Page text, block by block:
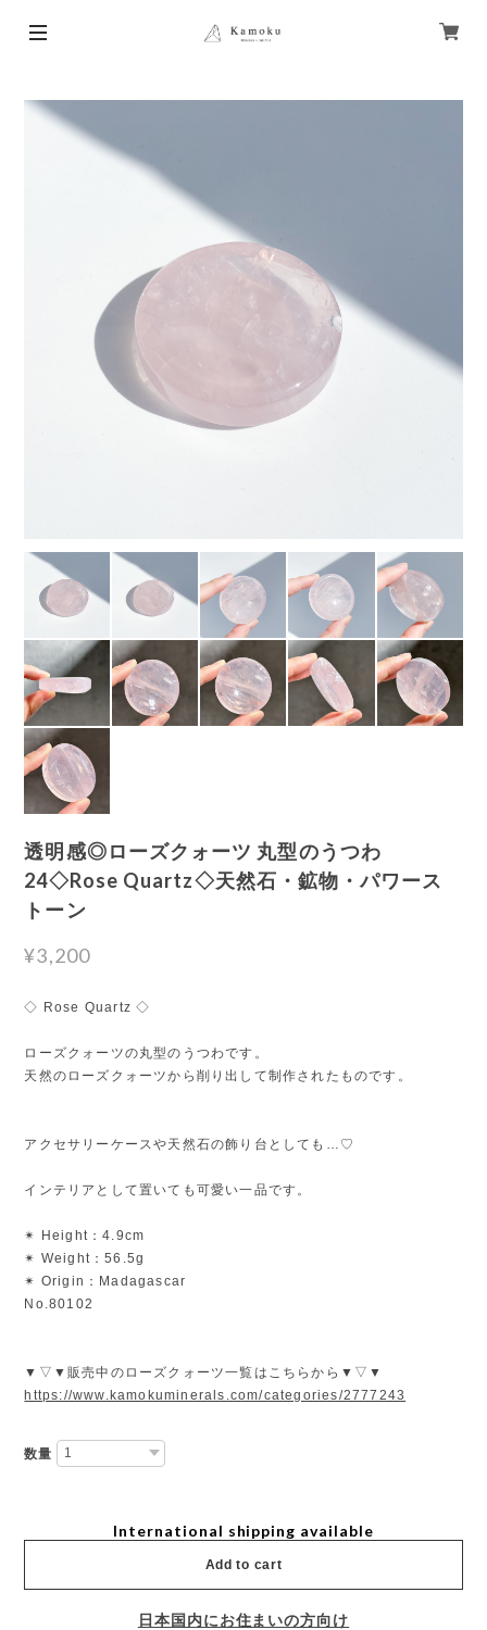
透明感◎ローズクォーツ 丸型のうつわ
24◇Rose Quartz◇天然石・鉱物・パワース
トーン
¥3,200
◇ Rose Quartz ◇
ローズクォーツの丸型のうつわです。
天然のローズクォーツから削り出して制作されたものです。
アクセサリーケースや天然石の飾り台としても…♡
インテリアとして置いても可愛い一品です。
✴︎ Height：4.9cm
✴︎ Weight：56.5g
✴︎ Origin：Madagascar
No.80102
▼▽▼販売中のローズクォーツ一覧はこちらから▼▽▼
https://www.kamokuminerals.com/categories/2777243
数量
International shipping available
Add to cart
日本国内にお住まいの方向け